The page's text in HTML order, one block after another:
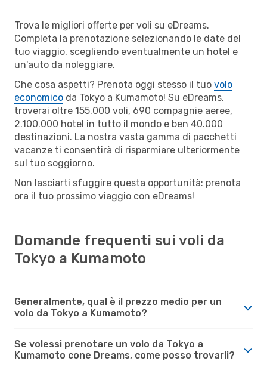
Trova le migliori offerte per voli su eDreams.
Completa la prenotazione selezionando le date del
tuo viaggio, scegliendo eventualmente un hotel e
un'auto da noleggiare.
Che cosa aspetti? Prenota oggi stesso il tuo volo
economico da Tokyo a Kumamoto! Su eDreams,
troverai oltre 155.000 voli, 690 compagnie aeree,
2.100.000 hotel in tutto il mondo e ben 40.000
destinazioni. La nostra vasta gamma di pacchetti
vacanze ti consentirà di risparmiare ulteriormente
sul tuo soggiorno.
Non lasciarti sfuggire questa opportunità: prenota
ora il tuo prossimo viaggio con eDreams!
Domande frequenti sui voli da
Tokyo a Kumamoto
Generalmente, qual è il prezzo medio per un
volo da Tokyo a Kumamoto?
Se volessi prenotare un volo da Tokyo a
Kumamoto cone Dreams, come posso trovarli?